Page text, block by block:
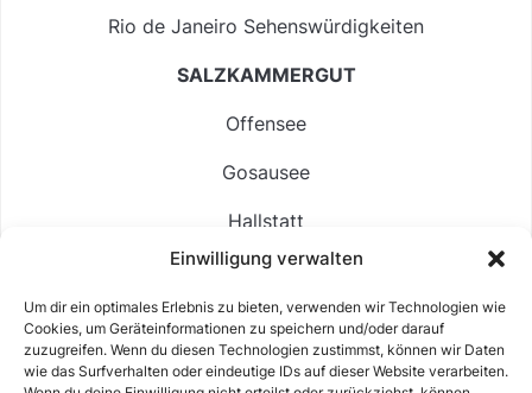
Einwilligung verwalten
Um dir ein optimales Erlebnis zu bieten, verwenden wir Technologien wie
Cookies, um Geräteinformationen zu speichern und/oder darauf
zuzugreifen. Wenn du diesen Technologien zustimmst, können wir Daten
wie das Surfverhalten oder eindeutige IDs auf dieser Website verarbeiten.
Rio de Janeiro Sehenswürdigkeiten
SALZKAMMERGUT
Offensee
Gosausee
Hallstatt
Langbathsee
Altausseer See
Hintersee